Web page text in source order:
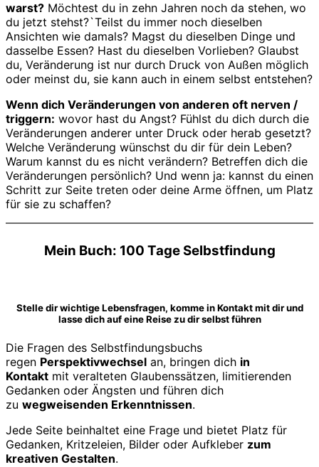
warst? Möchtest du in zehn Jahren noch da stehen, wo
du jetzt stehst?`Teilst du immer noch dieselben
Ansichten wie damals? Magst du dieselben Dinge und
dasselbe Essen? Hast du dieselben Vorlieben? Glaubst
du, Veränderung ist nur durch Druck von Außen möglich
oder meinst du, sie kann auch in einem selbst entstehen?
Wenn dich Veränderungen von anderen oft nerven /
triggern: wovor hast du Angst? Fühlst du dich durch die
Veränderungen anderer unter Druck oder herab gesetzt?
Welche Veränderung wünschst du dir für dein Leben?
Warum kannst du es nicht verändern? Betreffen dich die
Veränderungen persönlich? Und wenn ja: kannst du einen
Schritt zur Seite treten oder deine Arme öffnen, um Platz
für sie zu schaffen?
Mein Buch: 100 Tage Selbstfindung
Stelle dir wichtige Lebensfragen, komme in Kontakt mit dir und
lasse dich auf eine Reise zu dir selbst führen
Die Fragen des Selbstfindungsbuchs
regen Perspektivwechsel an, bringen dich in
Kontakt mit veralteten Glaubenssätzen, limitierenden
Gedanken oder Ängsten und führen dich
zu wegweisenden Erkenntnissen.
Jede Seite beinhaltet eine Frage und bietet Platz für
Gedanken, Kritzeleien, Bilder oder Aufkleber zum
kreativen Gestalten.